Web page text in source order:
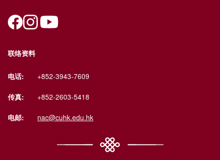
联络资料
电话: +852-3943-7609
传真: +852-2603-5418
电邮: nac@cuhk.edu.hk